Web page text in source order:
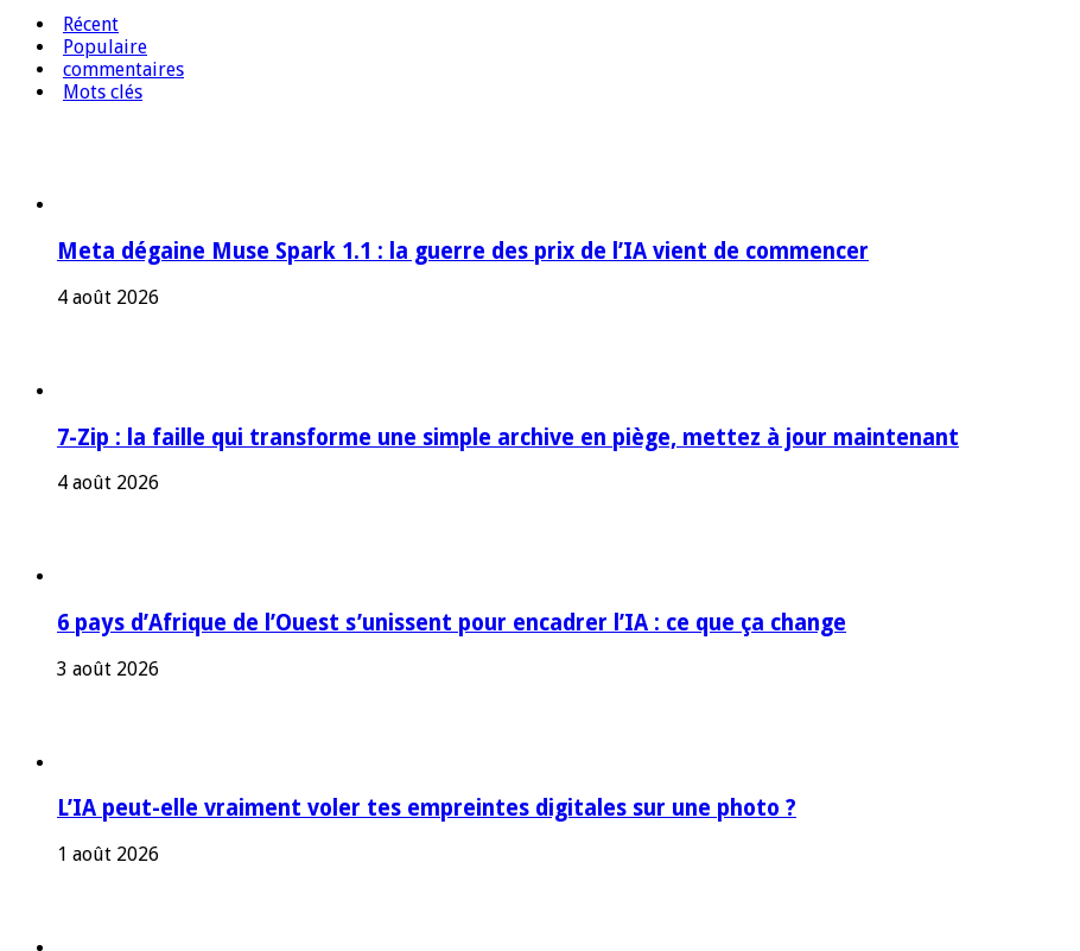
Récent
Populaire
commentaires
Mots clés
Meta dégaine Muse Spark 1.1 : la guerre des prix de l’IA vient de commencer
4 août 2026
7-Zip : la faille qui transforme une simple archive en piège, mettez à jour maintenant
4 août 2026
6 pays d’Afrique de l’Ouest s’unissent pour encadrer l’IA : ce que ça change
3 août 2026
L’IA peut-elle vraiment voler tes empreintes digitales sur une photo ?
1 août 2026